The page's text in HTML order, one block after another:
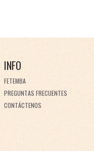
INFO
FETEMBA
PREGUNTAS FRECUENTES
CONTÁCTENOS